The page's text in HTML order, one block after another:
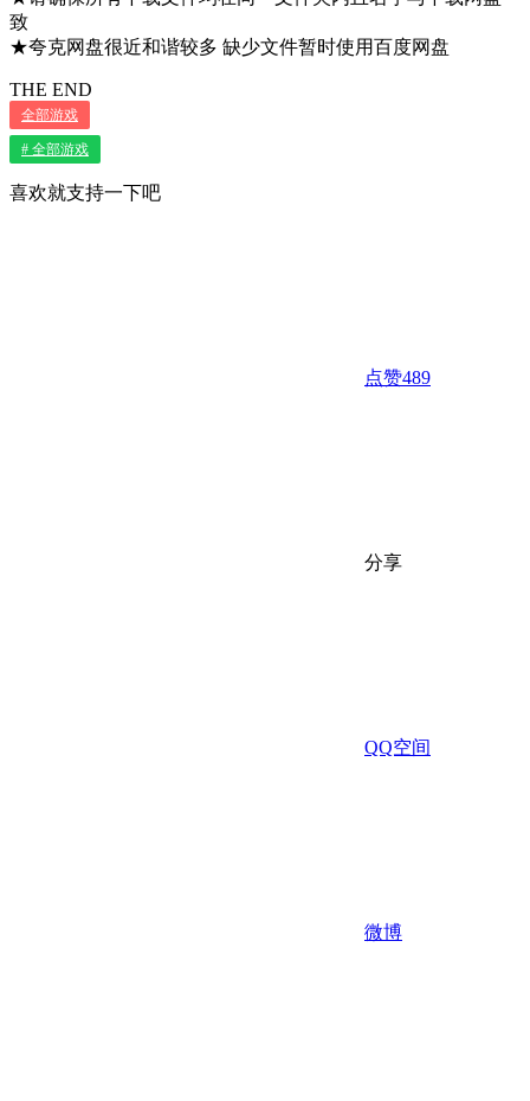
致
★夸克网盘很近和谐较多 缺少文件暂时使用百度网盘
THE END
全部游戏
# 全部游戏
喜欢就支持一下吧
点赞489
分享
QQ空间
微博